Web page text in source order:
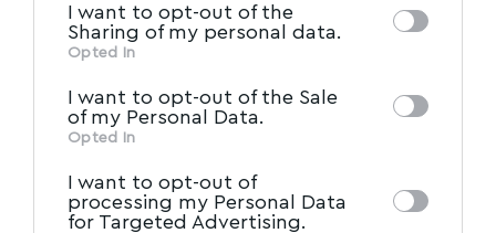
of downstream participants. This
information may also be disclosed by us to
Participantsthat may further disclose it to
other third parties.
I want to opt-out of the
Sharing of my personal data.
Opted In
I want to opt-out of the Sale
of my Personal Data.
Opted In
I want to opt-out of
processing my Personal Data
for Targeted Advertising.